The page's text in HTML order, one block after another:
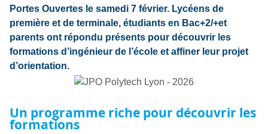
Portes Ouvertes le samedi 7 février. Lycéens de
première et de terminale, étudiants en Bac+2/+et
parents ont répondu présents pour découvrir les
formations d’ingénieur de l’école et affiner leur projet
d’orientation.
Un programme riche pour découvrir les
formations